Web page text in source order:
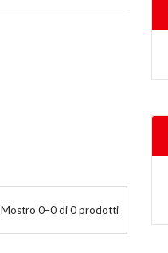
Mostro 0–0 di 0 prodotti